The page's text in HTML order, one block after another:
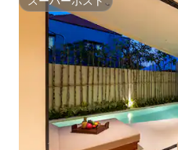
スーパーホスト